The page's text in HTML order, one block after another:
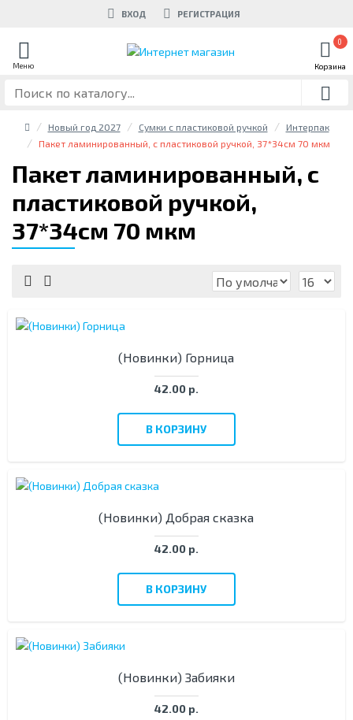
ВХОД РЕГИСТРАЦИЯ
0
Новый год 2027 Сумки с пластиковой ручкой
Интерпак
Пакет ламинированный, с пластиковой ручкой, 37*34см 70 мкм
Пакет ламинированный, с
пластиковой ручкой,
37*34см 70 мкм
(Новинки) Горница
42.00 р.
В КОРЗИНУ
(Новинки) Добрая сказка
42.00 р.
В КОРЗИНУ
(Новинки) Забияки
42.00 р.